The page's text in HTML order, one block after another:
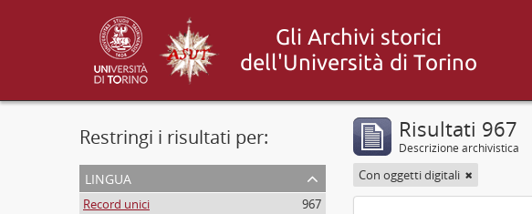
Restringi i risultati per:
lingua
Record unici
967
Risultati 967
Descrizione archivistica
Con oggetti digitali